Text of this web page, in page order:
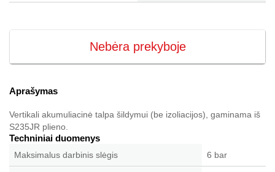
Nebėra prekyboje
Aprašymas
Vertikali akumuliacinė talpa šildymui (be izoliacijos), gaminama iš
S235JR plieno.
Techniniai duomenys
Maksimalus darbinis slėgis 6 bar